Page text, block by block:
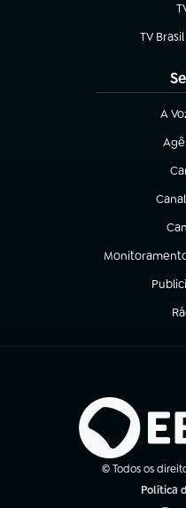
TV
(abre
A
(abre
(abre em nova
(abre
© Todos os
Política